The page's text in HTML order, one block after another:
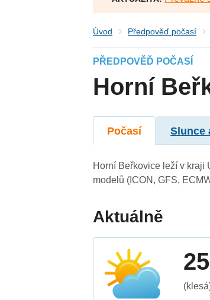
Úvod Předpověď počasí
PŘEDPOVĚĎ POČASÍ
Horní
Počasí Slunce
Horní Beřkovice leží v kraji
modelů (ICON, GFS,
Aktuálně